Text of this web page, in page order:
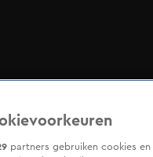
partners gebruiken cookies